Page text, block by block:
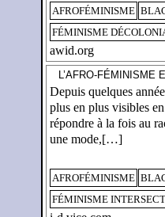
AFROFÉMINISME
FÉMINISME
awid.org
L’AFRO-FÉMINISME
Depuis quelques
plus en plus visibles
répondre à la fois au
une mode,[…]
AFROFÉMINISME
FÉMINISME